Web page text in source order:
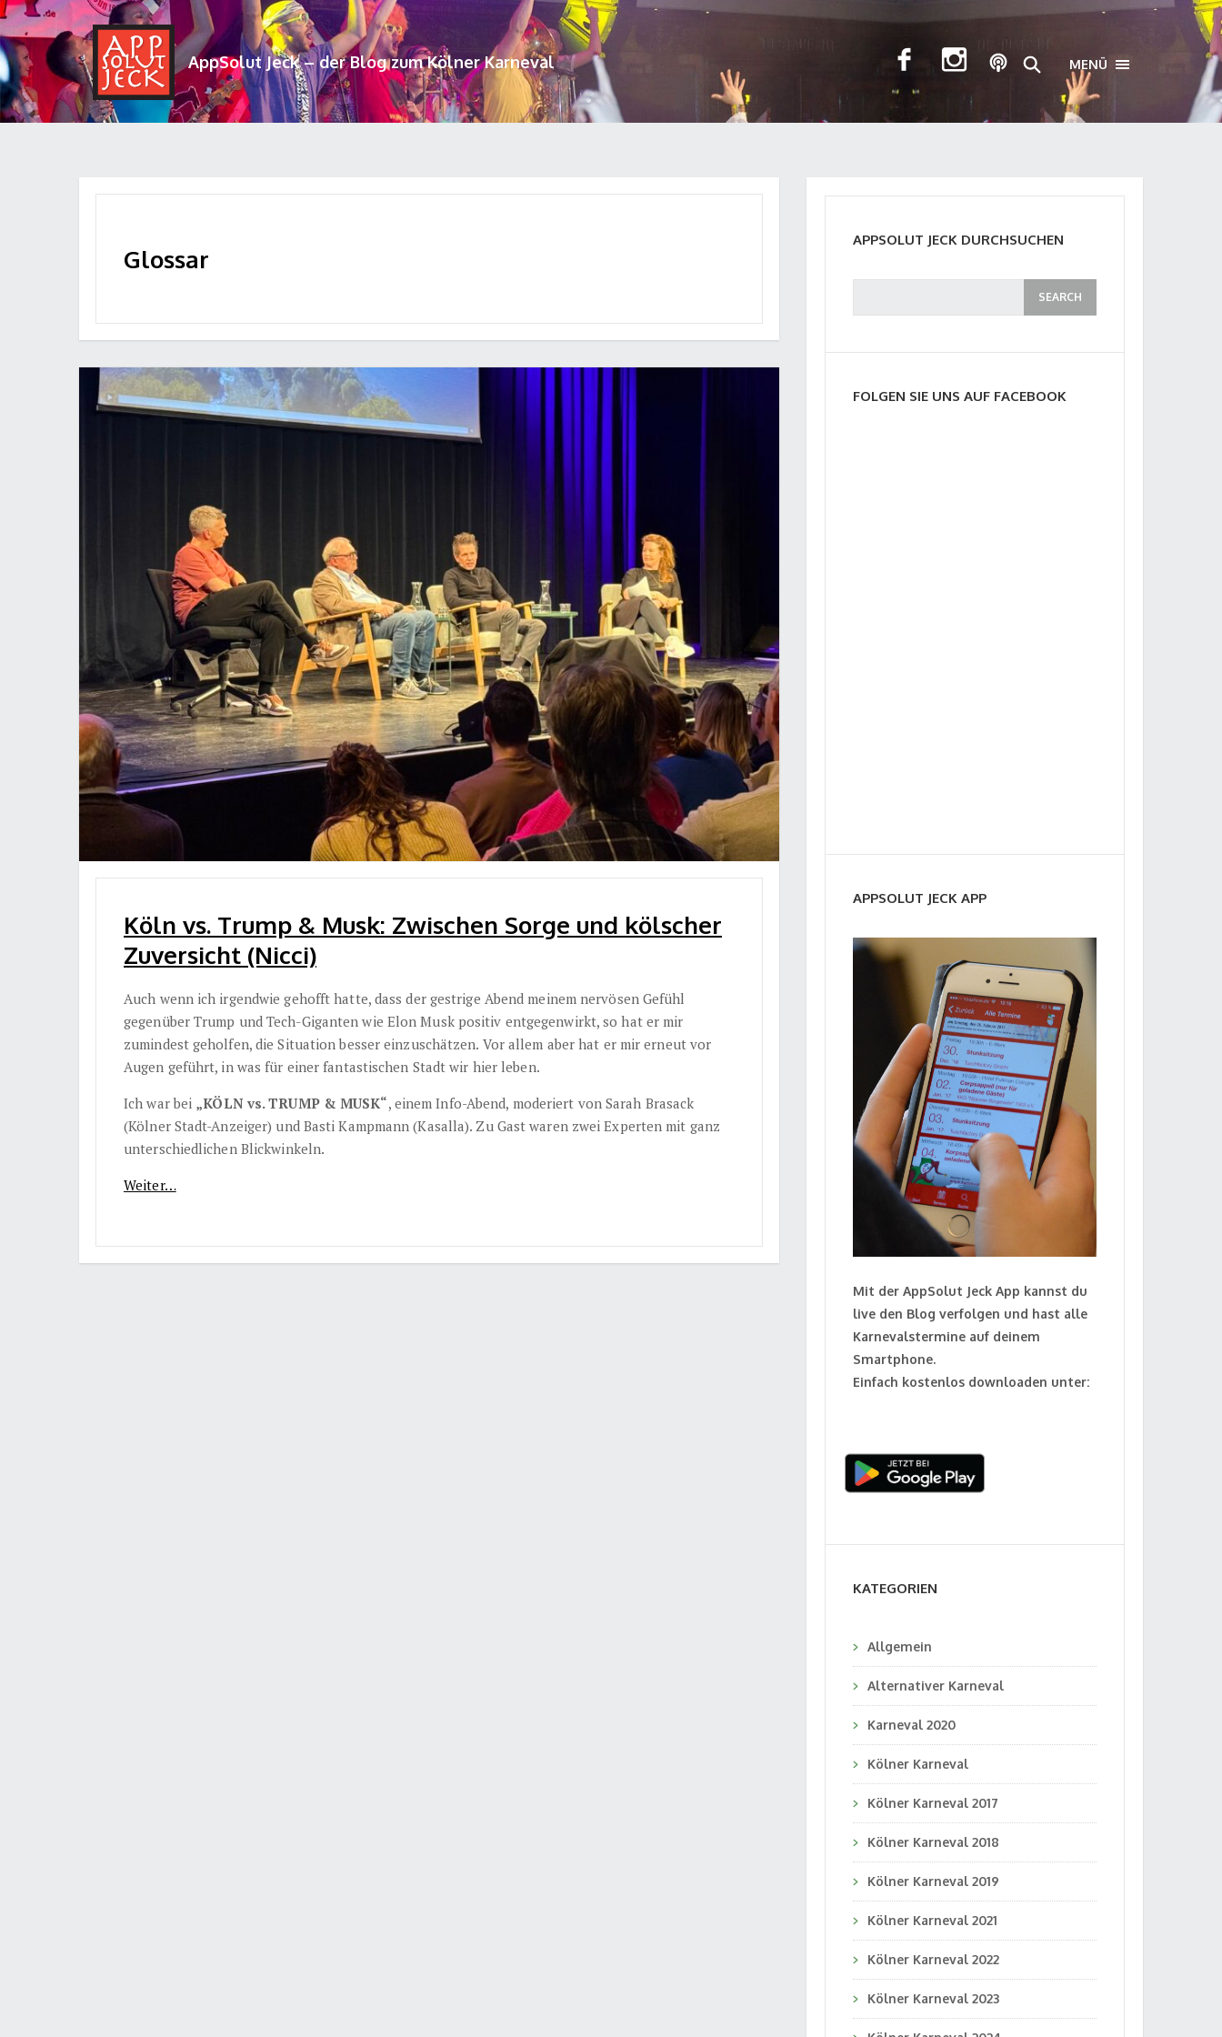
AppSolut Jeck – der Blog zum Kölner Karneval MENÜ TOGGLE
Glossar
Köln vs. Trump & Musk: Zwischen Sorge und kölscher
Zuversicht (Nicci)
Auch wenn ich irgendwie gehofft hatte, dass der gestrige Abend meinem nervösen Gefühl
gegenüber Trump und Tech-Giganten wie Elon Musk positiv entgegenwirkt, so hat er mir
zumindest geholfen, die Situation besser einzuschätzen. Vor allem aber hat er mir erneut vor
Augen geführt, in was für einer fantastischen Stadt wir hier leben.
Ich war bei „KÖLN vs. TRUMP & MUSK“, einem Info-Abend, moderiert von Sarah Brasack
(Kölner Stadt-Anzeiger) und Basti Kampmann (Kasalla). Zu Gast waren zwei Experten mit ganz
unterschiedlichen Blickwinkeln.
Weiter…
APPSOLUT JECK DURCHSUCHEN
FOLGEN SIE UNS AUF FACEBOOK
APPSOLUT JECK APP
Mit der AppSolut Jeck App kannst du
live den Blog verfolgen und hast alle
Karnevalstermine auf deinem
Smartphone.
Einfach kostenlos downloaden unter:
KATEGORIEN
Allgemein
Alternativer Karneval
Karneval 2020
Kölner Karneval
Kölner Karneval 2017
Kölner Karneval 2018
Kölner Karneval 2019
Kölner Karneval 2021
Kölner Karneval 2022
Kölner Karneval 2023